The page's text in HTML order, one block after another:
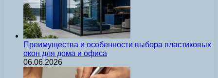
Преимущества и особенности выбора пластиковых
окон для дома и офиса
06.06.2026